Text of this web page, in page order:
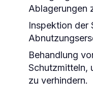
Ablagerungen
Inspektion der
Behandlung
Schutzmitteln,
zu verhindern.